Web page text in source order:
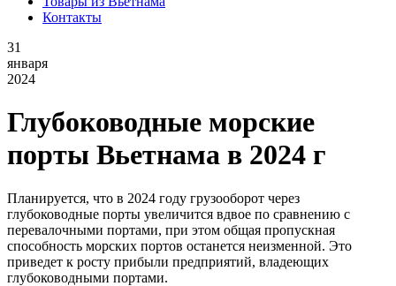
Контакты
31
января
2024
Глубоководные морские
порты Вьетнама в 2024 г
Планируется, что в 2024 году грузооборот через
глубоководные порты увеличится вдвое по сравнению с
перевалочными портами, при этом общая пропускная
способность морских портов останется неизменной. Это
приведет к росту прибыли предприятий, владеющих
глубоководными портами.